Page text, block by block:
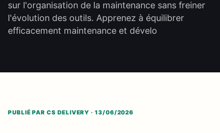
sur l'organisation de la maintenance sans freiner
l'évolution des outils. Apprenez à équilibrer
efficacement maintenance et dévelo
PUBLIÉ PAR CS DELIVERY · 13/06/2026